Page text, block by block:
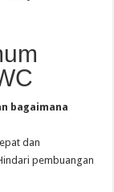
bagaimana
dan
pembuangan